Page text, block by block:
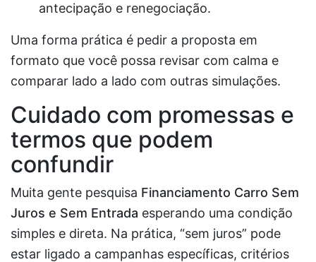
antecipação e renegociação.
Uma forma prática é pedir a proposta em
formato que você possa revisar com calma e
comparar lado a lado com outras simulações.
Cuidado com promessas e
termos que podem
confundir
Muita gente pesquisa Financiamento Carro Sem
Juros e Sem Entrada esperando uma condição
simples e direta. Na prática, “sem juros” pode
estar ligado a campanhas específicas, critérios